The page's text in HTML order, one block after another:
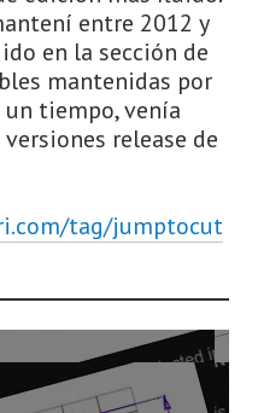
entre 2012 y
en la sección de
mantenidas por
tiempo, venía
release de
tag/jumptocut